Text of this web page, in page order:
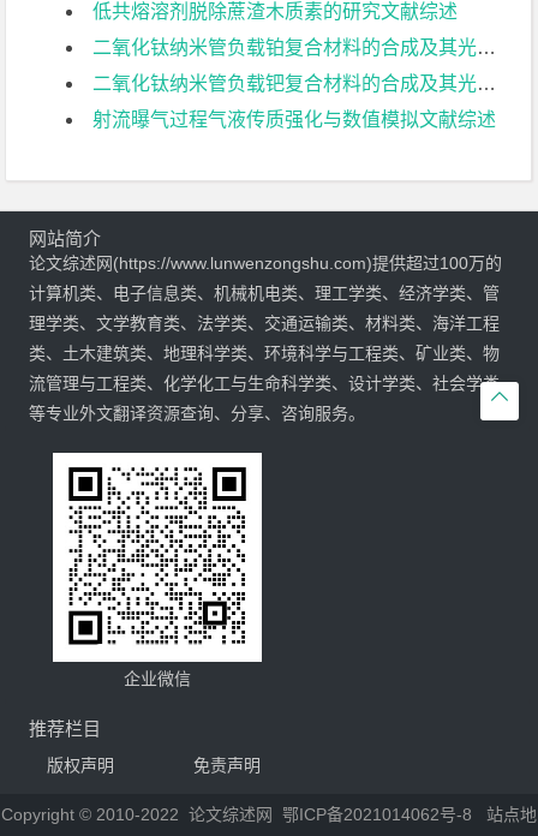
低共熔溶剂脱除蔗渣木质素的研究文献综述
二氧化钛纳米管负载铂复合材料的合成及其光催化性能研究文献综述
二氧化钛纳米管负载钯复合材料的合成及其光催化性能研究文献综述
射流曝气过程气液传质强化与数值模拟文献综述

网站简介
论文综述网(https://www.lunwenzongshu.com)提供超过100万的
计算机类、电子信息类、机械机电类、理工学类、经济学类、管
理学类、文学教育类、法学类、交通运输类、材料类、海洋工程
类、土木建筑类、地理科学类、环境科学与工程类、矿业类、物
流管理与工程类、化学化工与生命科学类、设计学类、社会学类
等专业外文翻译资源查询、分享、咨询服务。
企业微信
推荐栏目
版权声明 免责声明
Copyright © 2010-2022 论文综述网 鄂ICP备2021014062号-8
站点地